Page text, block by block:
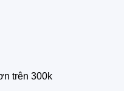
trên 300k